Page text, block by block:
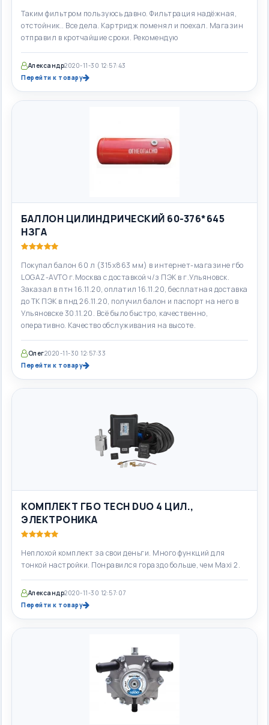
Таким фильтром пользуюсь давно. Фильтрация надёжная,
отстойник.. Все дела. Картридж поменял и поехал. Магазин
отправил в кротчайшие сроки. Рекомендую
Александр2020-11-30 12:57:43
Перейти к товару
БАЛЛОН ЦИЛИНДРИЧЕСКИЙ 60-376*645
НЗГА
Покупал балон 60 л (315х863 мм) в интернет-магазине гбо
LOGAZ-AVTO г.Москва с доставкой ч/з ПЭК в г.Ульяновск.
Заказал в птн 16.11.20, оплатил 16.11.20, бесплатная доставка
до ТК ПЭК в пнд 26.11.20, получил балон и паспорт на него в
Ульяновске 30.11.20. Всё было быстро, качественно,
оперативно. Качество обслуживания на высоте.
Олег2020-11-30 12:57:33
Перейти к товару
КОМПЛЕКТ ГБО TECH DUO 4 ЦИЛ.,
ЭЛЕКТРОНИКА
Неплохой комплект за свои деньги. Много функций для
тонкой настройки. Понравился гораздо больше, чем Maxi 2.
Александр2020-11-30 12:57:07
Перейти к товару